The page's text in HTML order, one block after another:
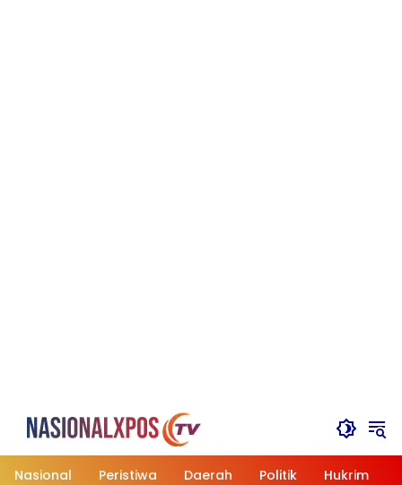
Nasional
Peristiwa Daerah Politik Hukrim